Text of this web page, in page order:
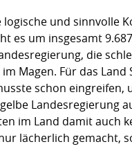
und sinnvolle
es um insgesamt
die
Magen. Für das Land
schon eingreifen,
Landesregierung
im Land damit auch
lächerlich gemacht,